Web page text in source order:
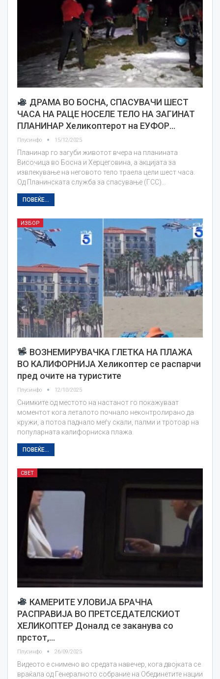
ДРАМА ВО БОСНА, СПАСУВАЧИ ШЕСТ
ЧАСА НА РАЦЕ НОСЕЛЕ ТЕЛО НА ЗАГИНАТ
ПЛАНИНАР Хеликоптерот на ЕУФОР…
Плусинфо 15/12/2025
Планинар го загуби животот вчера на планината
Височица во Босна и Херцеговина, а акцијата за
извлекување на неговото тело траела цели шест часа.
Од Планинската служба за спасување (ГСС)…
ПОВЕЌЕ...
ИЗБОР
ВОЗНЕМИРУВАЧКА ГЛЕТКА НА ПЛАЖА
ВО КАЛИФОРНИЈА Хеликоптер се распарчи
пред очите на туристите
Плусинфо 12/10/2025
Снимките од местото на настанот го покажуваат
моментот кога леталото почнало неконтролирано да
кружи, а потоа паднало меѓу скали, палми и тротоар на
популарната калифорниска плажа.
ПОВЕЌЕ...
СВЕТ
КАМЕРИТЕ УЛОВИЈА БРАЧНА
РАСПРАВИЈА ВО ПРЕТСЕДАТЕЛСКИОТ
ХЕЛИКОПТЕР Доналд се заканува со
прстот,…
Плусинфо 26/09/2025
Видеото е снимено во средата навечер, кога двојката се
враќала од Генералното собрание на Обединетите нации